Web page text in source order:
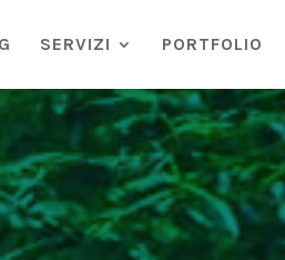
SERVIZI PORTFOLIO